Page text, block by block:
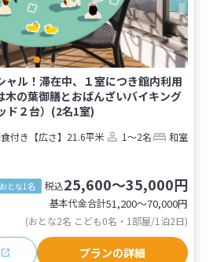
ル！滞在中、１室につき館内利用
の葉御膳とおばんざいバイキング
ド２台）(2名1室)
付き 【広さ】21.6平米 1～2名
和室
おとな1名 税込25,600～35,000円
基本代金合計51,200〜70,000円
(おとな2名 こども0名・1部屋/1泊2日)
プランの詳細